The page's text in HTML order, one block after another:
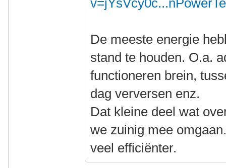
De meeste energie
stand te houden. O.a.
functioneren brein,
dag verversen enz.
Dat kleine deel wat
we zuinig mee
veel efficiënter.